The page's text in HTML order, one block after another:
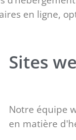
en ligne,
Sites
Notre équipe
en matière